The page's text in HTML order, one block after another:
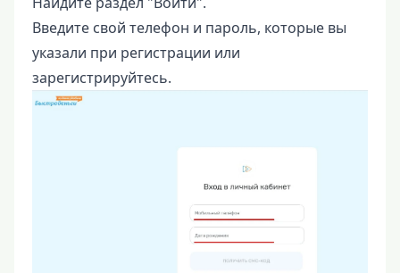
Введите свой телефон и пароль, которые вы
указали при регистрации или
зарегистрируйтесь.